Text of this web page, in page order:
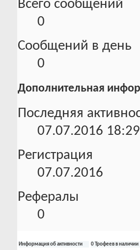
Всего сообщений
0
Сообщений в день
0
Дополнительная
Последняя
07.07.2016 18:29
Регистрация
07.07.2016
Рефералы
0
Информация об активности 0 Трофеев в наличии